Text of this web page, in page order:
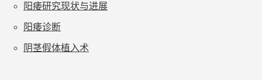
阳痿研究现状与进展
阳痿诊断
阴茎假体植入术